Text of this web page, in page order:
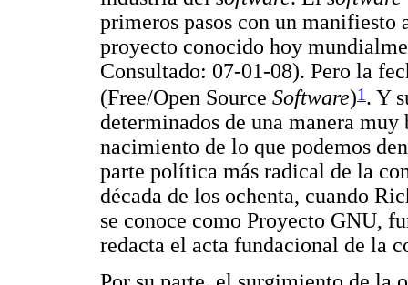
primeros pasos con un
proyecto conocido hoy
Consultado: 07-01-08). Pero la
(Free/Open Source Software)1. Y
determinados de una manera
nacimiento de lo que podemos
parte política más radical de la
década de los ochenta, cuando
se conoce como Proyecto GNU,
redacta el acta fundacional de la